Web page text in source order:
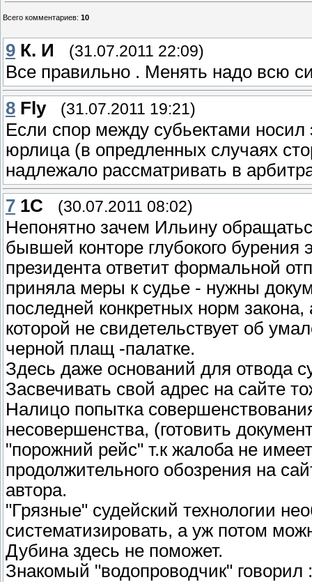
Всего комментариев: 10
9 К. И (31.07.2011 22:09)
Все правильно . Менять надо всю
8 Fly (31.07.2011 19:21)
Если спор между субьектами
юрлица (в опредленных случаях
надлежало рассматривать в
7 1С (30.07.2011 08:02)
Непонятно зачем Ильину
бывшей конторе глубокого
президента ответит формальной
приняла меры к судье - нужны
последней конкретных норм
которой не свидетельствует об
черной плащ -палатке.
Здесь даже оснований для отвода
Засвечивать свой адрес на сайте
Налицо попытка
несовершенства, (готовить
"порожний рейс" т.к жалоба не
продолжительного обозрения на
автора.
"Грязные" судейский технологии
систематизировать, а уж потом
Дубина здесь не поможет.
Знакомый "водопроводчик"